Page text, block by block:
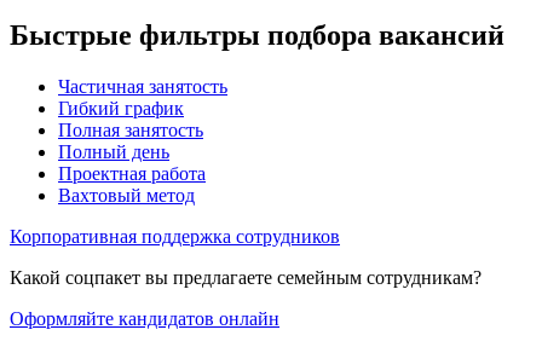
Быстрые фильтры подбора вакансий
Частичная занятость
Гибкий график
Полная занятость
Полный день
Проектная работа
Вахтовый метод
Корпоративная поддержка сотрудников
Какой соцпакет вы предлагаете семейным сотрудникам?
Оформляйте кандидатов онлайн